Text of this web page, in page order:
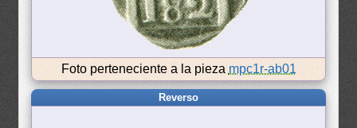
Foto perteneciente a la pieza mpc1r-ab01
Reverso